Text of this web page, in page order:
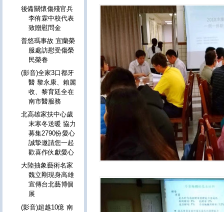
後備關懷傷殘官兵
李侑霖中校代表
致贈慰問金
普悠瑪事故 宜蘭榮
服處訪慰受傷榮
民榮眷
(影音)全家3口都牙
醫 黎永康、賴麗
收、黎育廷全在
南市醫服務
北高雄家扶中心歲
末寒冬送暖 協力
募集2790份愛心
誠摯邀請您一起
歡喜作伙獻愛心
大陸抽象藝術名家
魏立剛現身高雄
宣傳台北藝博個
展
(影音)超越10億 南